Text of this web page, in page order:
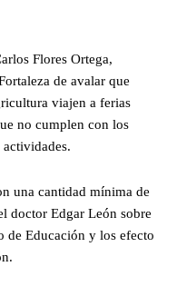
Flores Ortega,
de avalar que
viajen a ferias
no cumplen con los
una cantidad mínima de
doctor Edgar León sobre
de Educación y los efecto